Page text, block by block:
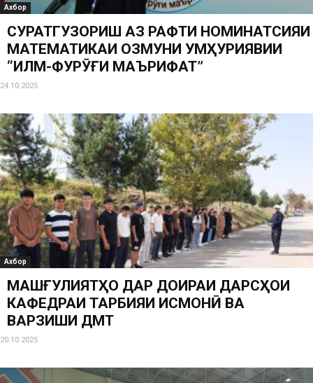
Ахбор
СУРАТГУЗОРИШ АЗ РАФТИ НОМИНАТСИЯИ
МАТЕМАТИКАИ ОЗМУНИ ҶУМҲУРИЯВИИ
“ИЛМ-ФУРӮҒИ МАЪРИФАТ”
24.10.2025
Ахбор
МАШҒУЛИЯТҲО ДАР ДОИРАИ ДАРСҲОИ
КАФЕДРАИ ТАРБИЯИ ҶИСМОНӢ ВА
ВАРЗИШИ ДМТ
20.10.2025